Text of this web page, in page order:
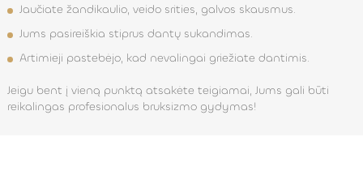
Jaučiate žandikaulio, veido srities, galvos skausmus.
Jums pasireiškia stiprus dantų sukandimas.
Artimieji pastebėjo, kad nevalingai griežiate dantimis.
Jeigu bent į vieną punktą atsakėte teigiamai, Jums gali būti
reikalingas profesionalus bruksizmo gydymas!